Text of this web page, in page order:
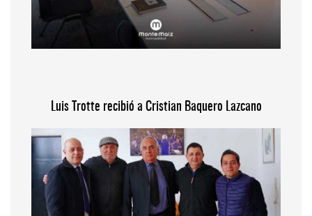
Luis Trotte recibió a Cristian Baquero Lazcano